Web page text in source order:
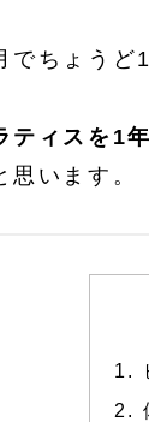
でちょうど
ティスを1
思います。